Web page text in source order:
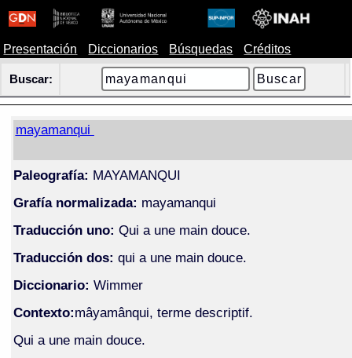
Presentación Diccionarios Búsquedas Créditos
Buscar:
mayamanqui
Paleografía: MAYAMANQUI
Grafía normalizada: mayamanqui
Traducción uno: Qui a une main douce.
Traducción dos: qui a une main douce.
Diccionario: Wimmer
Contexto:mâyamânqui, terme descriptif.
Qui a une main douce.